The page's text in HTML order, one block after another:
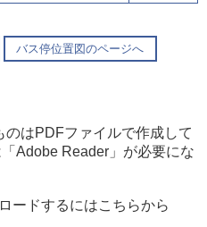
バス停位置図のページへ
のはPDFファイルで作成して
Adobe Reader」が必要にな
ードするにはこちらから